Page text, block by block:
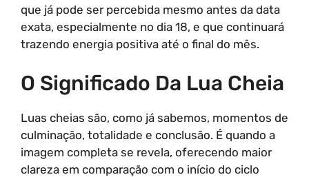
que já pode ser percebida mesmo antes da data
exata, especialmente no dia 18, e que continuará
trazendo energia positiva até o final do mês.
O Significado Da Lua Cheia
Luas cheias são, como já sabemos, momentos de
culminação, totalidade e conclusão. É quando a
imagem completa se revela, oferecendo maior
clareza em comparação com o início do ciclo